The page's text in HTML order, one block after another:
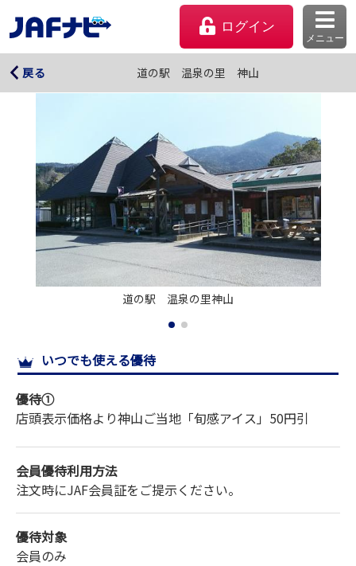
ログイン
メニュー
会員優待のご利用方法
サイトマップ
戻る 道の駅 温泉の里 神山
道の駅 温泉の里 神山
道の駅　温泉の里神山
いつでも使える優待
優待①
店頭表示価格より神山ご当地「旬感アイス」 50円引
会員優待利用方法
注文時にJAF会員証をご提示ください。
優待対象
会員のみ